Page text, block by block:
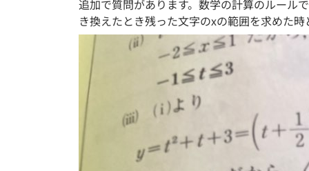
追加で質問があります。数学の計算のルール
き換えたとき残った文字のxの範囲を求めた